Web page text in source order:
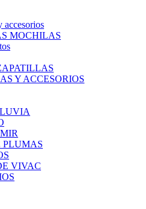
accesorios
MOCHILAS
Y ACCESORIOS
PLUMAS
VIVAC